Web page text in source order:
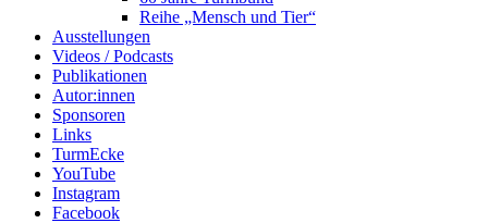
Reihe „Mensch und Tier“
Ausstellungen
Videos / Podcasts
Publikationen
Autor:innen
Sponsoren
Links
TurmEcke
YouTube
Instagram
Facebook